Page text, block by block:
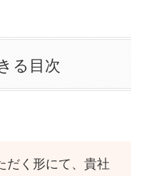
る目次
だく形にて、貴社